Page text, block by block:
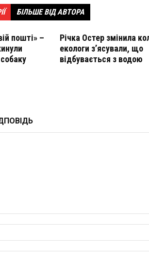
БІЛЬШЕ ВІД АВТОРА
пошті» –
Річка Остер змінила
екологи з’ясували, що
відбувається з водою